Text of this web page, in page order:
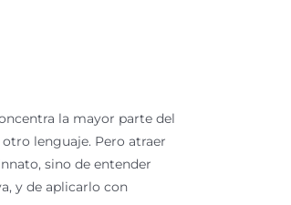
la mayor parte del
lenguaje. Pero atraer
sino de entender
y de aplicarlo con